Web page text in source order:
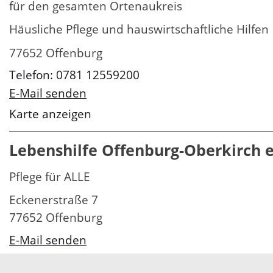
für den gesamten Ortenaukreis
Häusliche Pflege und hauswirtschaftliche Hilfen
77652 Offenburg
Telefon: 0781 12559200
E-Mail senden
Karte anzeigen
Lebenshilfe Offenburg-Oberkirch
Pflege für ALLE
Eckenerstraße 7
77652 Offenburg
E-Mail senden